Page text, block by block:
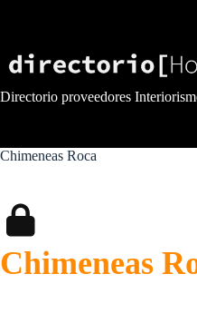
Directorio proveedores
Chimeneas Roca
Chimeneas